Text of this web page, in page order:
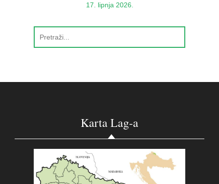
17. lipnja 2026.
Karta Lag-a